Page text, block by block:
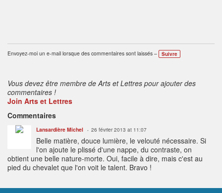
Envoyez-moi un e-mail lorsque des commentaires sont laissés – Suivre
Vous devez être membre de Arts et Lettres pour ajouter des
commentaires !
Join Arts et Lettres
Commentaires
Lansardière Michel 26 février 2013 at 11:07
Belle matière, douce lumière, le velouté nécessaire. Si
l'on ajoute le plissé d'une nappe, du contraste, on
obtient une belle nature-morte. Oui, facile à dire, mais c'est au
pied du chevalet que l'on voit le talent. Bravo !